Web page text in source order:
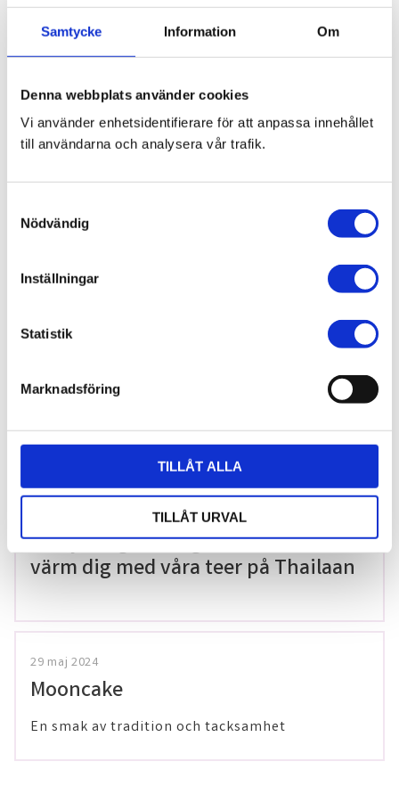
Samtycke Information Om
Denna webbplats använder cookies
Vi använder enhetsidentifierare för att anpassa innehållet
till användarna och analysera vår trafik.
Nödvändig
Inställningar
Statistik
Marknadsföring
TILLÅT ALLA
TILLÅT URVAL
Bli den första att lämna ett omdöme.
Blogg
7 juni 2026
köket
Thailändska snabbnudlar utan
gluten!
Förkylningssäsongen är inte över –
värm dig med våra teer på Thailaan
29 maj 2024
Mooncake
En smak av tradition och tacksamhet